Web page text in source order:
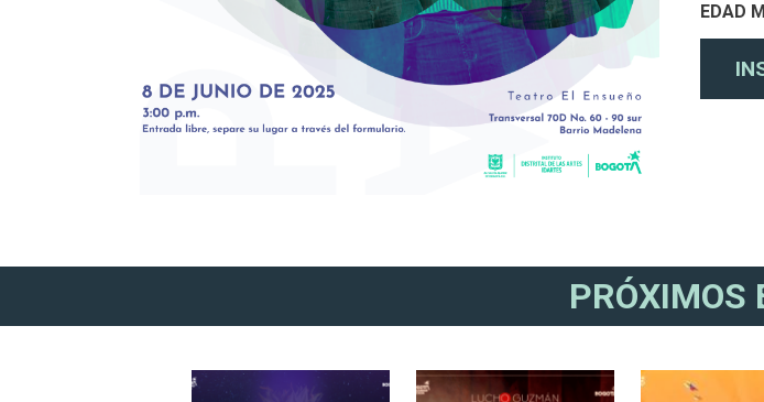
EDAD
PRÓXIMOS